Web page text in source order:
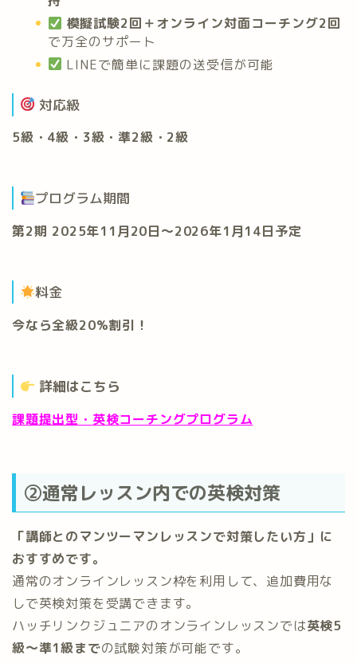
模擬試験2回＋オンライン対面コーチング2回
で万全のサポート
LINEで簡単に課題の送受信が可能
対応級
5級・4級・3級・準2級・2級
プログラム期間
第2期 2025年11月20日～2026年1月14日予定
料金
今なら全級20%割引！
詳細はこちら
課題提出型・英検コーチングプログラム
②通常レッスン内での英検対策
「講師とのマンツーマンレッスンで対策したい方」に
おすすめです。
通常のオンラインレッスン枠を利用して、追加費用な
しで英検対策を受講できます。
ハッチリンクジュニアのオンラインレッスンでは英検5
級～準1級までの試験対策が可能です。